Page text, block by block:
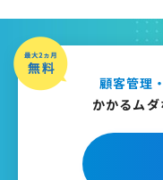
顧客管理
かかるム